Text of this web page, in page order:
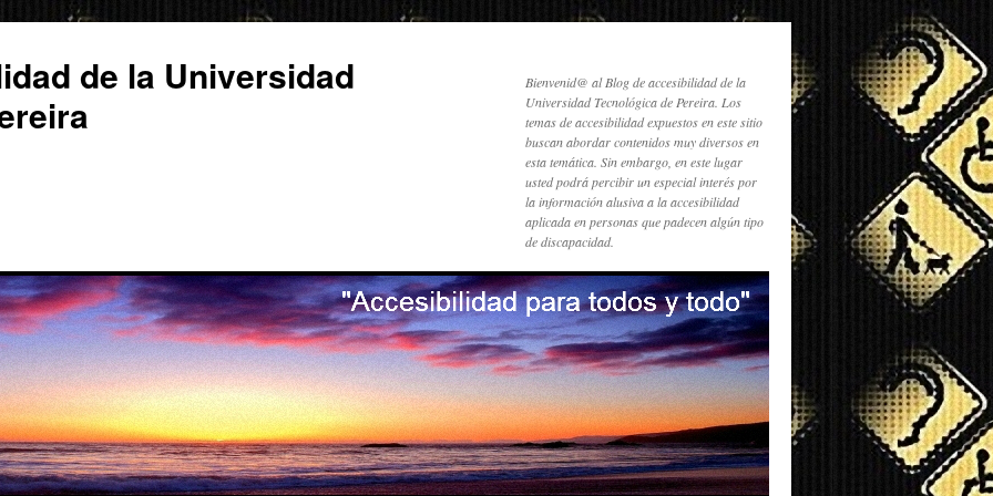
de la Universidad
Bienvenid@ al Blog de accesibilidad de la
Universidad Tecnológica de Pereira. Los
temas de accesibilidad expuestos en este sitio
buscan abordar contenidos muy diversos en
esta temática. Sin embargo, en este lugar
usted podrá percibir un especial interés por
la información alusiva a la accesibilidad
aplicada en personas que padecen algún tipo
de discapacidad.